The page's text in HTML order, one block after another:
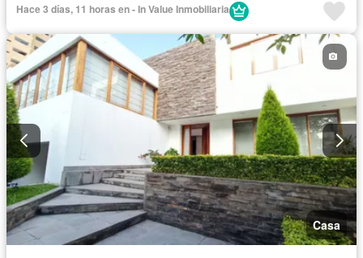
Hace 3 días, 11 horas en - In Value Inmobiliaria
Casa